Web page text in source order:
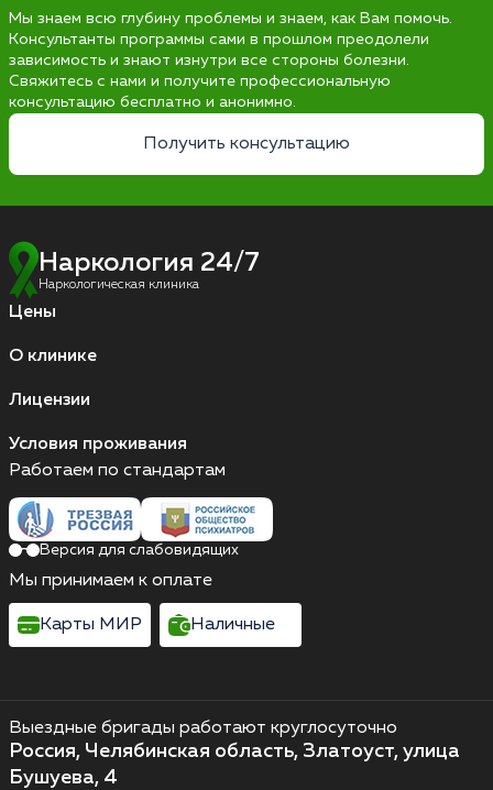
Мы знаем всю глубину проблемы и знаем, как Вам помочь.
Консультанты программы сами в прошлом преодолели
зависимость и знают изнутри все стороны болезни.
Свяжитесь с нами и получите профессиональную
консультацию бесплатно и анонимно.
Получить консультацию
Наркология 24/7
Наркологическая клиника
Цены
О клинике
Лицензии
Условия проживания
Выездные бригады работают круглосуточно
Россия, Челябинская область, Златоуст, улица
Бушуева, 4
Работаем по стандартам
Версия для слабовидящих
Мы принимаем к оплате
Карты МИР Наличные